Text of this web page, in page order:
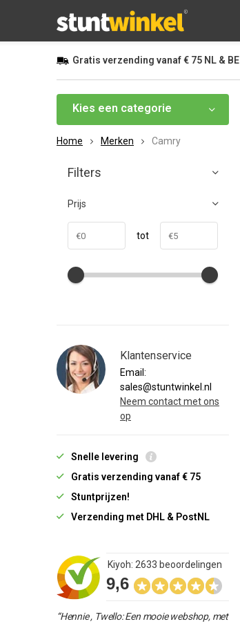
Gratis verzending vanaf€ 75 NL & BE
Kies een categorie
Home Merken Camry
Filters
Prijs
tot
Klantenservice
Email:
sales@stuntwinkel.nl
Neem contact met ons
op
Snelle levering
Gratis verzending vanaf € 75
Stuntprijzen!
Verzending met DHL & PostNL
9,6
Kiyoh: 2633 beoordelingen
“Hennie , Twello: Een mooie webshop, met